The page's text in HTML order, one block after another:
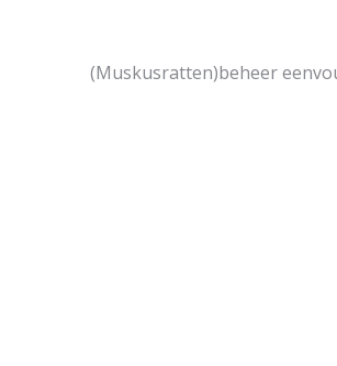
(Muskusratten)beheer